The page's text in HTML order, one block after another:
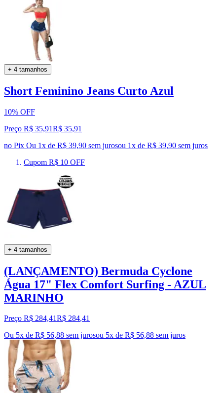
+ 4 tamanhos
Short Feminino Jeans Curto Azul
10% OFF
Preço R$ 35,91R$ 35,91
no Pix Ou 1x de R$ 39,90 sem jurosou 1x de R$ 39,90 sem juros
Cupom R$ 10 OFF
+ 4 tamanhos
(LANÇAMENTO) Bermuda Cyclone
Água 17" Flex Comfort Surfing - AZUL
MARINHO
Preço R$ 284,41R$ 284,41
Ou 5x de R$ 56,88 sem jurosou 5x de R$ 56,88 sem juros